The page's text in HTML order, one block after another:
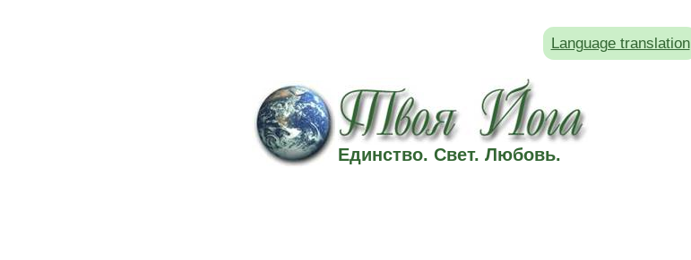
Language translation
Единство. Свет. Любовь.